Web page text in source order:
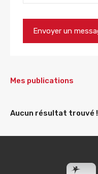
Mes publications
Aucun résultat trouvé !